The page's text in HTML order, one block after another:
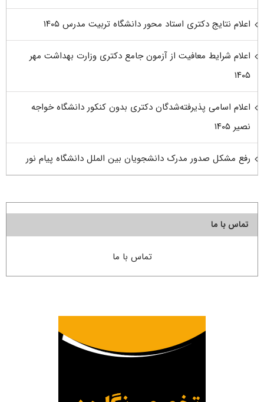
اعلام نتایج دکتری استاد محور دانشگاه تربیت مدرس ۱۴۰۵
اعلام شرایط معافیت از آزمون جامع دکتری وزارت بهداشت مهر
۱۴۰۵
اعلام اسامی پذیرفته‌شدگان دکتری بدون کنکور دانشگاه خواجه
نصیر ۱۴۰۵
رفع مشکل صدور مدرک دانشجویان بین الملل دانشگاه پیام نور
تماس با ما
تماس با ما